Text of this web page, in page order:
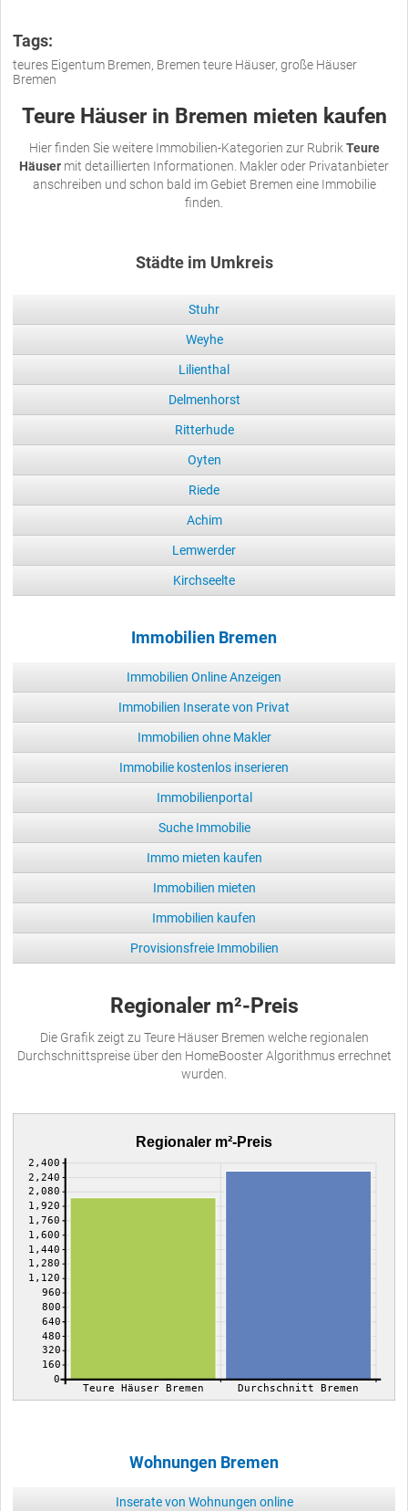
Tags:
teures Eigentum Bremen, Bremen teure Häuser, große Häuser
Bremen
Teure Häuser in Bremen mieten kaufen
Hier finden Sie weitere Immobilien-Kategorien zur Rubrik Teure
Häuser mit detaillierten Informationen. Makler oder Privatanbieter
anschreiben und schon bald im Gebiet Bremen eine Immobilie
finden.
Städte im Umkreis
Stuhr
Weyhe
Lilienthal
Delmenhorst
Ritterhude
Oyten
Riede
Achim
Lemwerder
Kirchseelte
Immobilien Bremen
Immobilien Online Anzeigen
Immobilien Inserate von Privat
Immobilien ohne Makler
Immobilie kostenlos inserieren
Immobilienportal
Suche Immobilie
Immo mieten kaufen
Immobilien mieten
Immobilien kaufen
Provisionsfreie Immobilien
Regionaler m²-Preis
Die Grafik zeigt zu Teure Häuser Bremen welche regionalen
Durchschnittspreise über den HomeBooster Algorithmus errechnet
wurden.
Regionaler m²-Preis
0
160
320
480
640
800
960
1,120
1,280
1,440
1,600
1,760
1,920
2,080
2,240
2,400
Teure Häuser Bremen Durchschnitt Bremen
Wohnungen Bremen
Inserate von Wohnungen online